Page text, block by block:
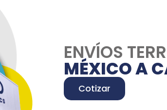
ENVÍOS
MÉXICO A
Cotizar